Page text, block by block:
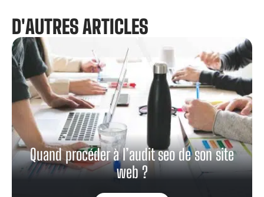
D'AUTRES ARTICLES
Quand procéder à l’audit seo de son site
web ?